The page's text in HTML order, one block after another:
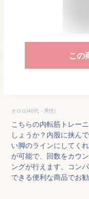
この
オロロ(40代・男性)
こちらの内転筋トレー
しょうか？内股に挟ん
い脚のラインにしてく
が可能で、回数をカウ
ングが行えます。コン
できる便利な商品でお勧